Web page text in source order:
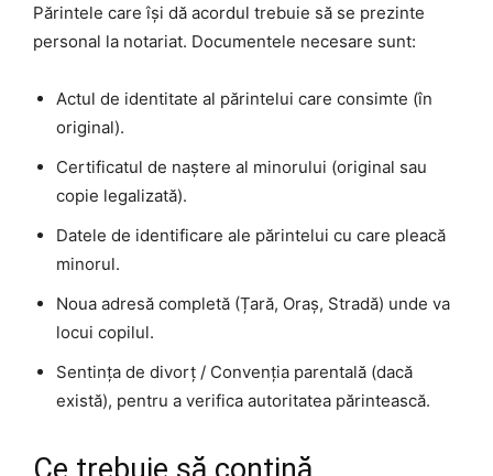
Părintele care își dă acordul trebuie să se prezinte
personal la notariat. Documentele necesare sunt:
Actul de identitate al părintelui care consimte (în
original).
Certificatul de naștere al minorului (original sau
copie legalizată).
Datele de identificare ale părintelui cu care pleacă
minorul.
Noua adresă completă (Țară, Oraș, Stradă) unde va
locui copilul.
Sentința de divorț / Convenția parentală (dacă
există), pentru a verifica autoritatea părintească.